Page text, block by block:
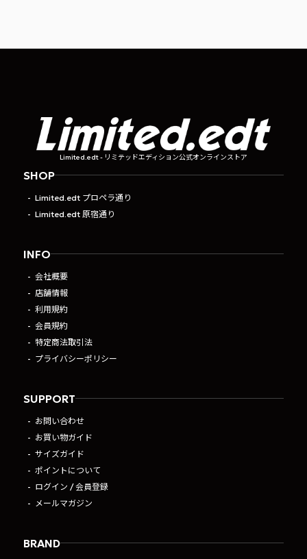
Limited.edt - リミテッドエディション公式オンラインストア
SHOP
Limited.edt プロペラ通り
Limited.edt 原宿通り
INFO
会社概要
店舗情報
利用規約
会員規約
特定商法取引法
プライバシーポリシー
SUPPORT
お問い合わせ
お買い物ガイド
サイズガイド
ポイントについて
ログイン / 会員登録
メールマガジン
BRAND